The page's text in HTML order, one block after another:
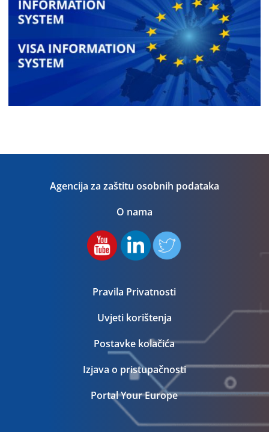
Agencija za zaštitu osobnih podataka
O nama
Pravila Privatnosti
Uvjeti korištenja
Postavke kolačića
Izjava o pristupačnosti
Portal Your Europe